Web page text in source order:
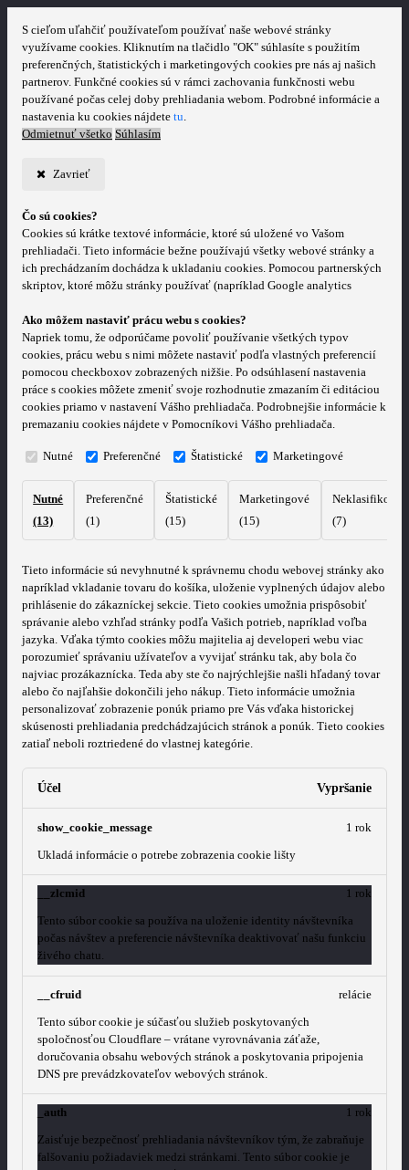
S cieľom uľahčiť používateľom používať naše webové stránky
využívame cookies. Kliknutím na tlačidlo "OK" súhlasíte s použitím
preferenčných, štatistických i marketingových cookies pre nás aj našich
partnerov. Funkčné cookies sú v rámci zachovania funkčnosti webu
používané počas celej doby prehliadania webom. Podrobné informácie a
nastavenia ku cookies nájdete tu.
Odmietnuť všetko Súhlasím
Zavrieť
Čo sú cookies?
Cookies sú krátke textové informácie, ktoré sú uložené vo Vašom
prehliadači. Tieto informácie bežne používajú všetky webové stránky a
ich prechádzaním dochádza k ukladaniu cookies. Pomocou partnerských
skriptov, ktoré môžu stránky používať (napríklad Google analytics
Ako môžem nastaviť prácu webu s cookies?
Napriek tomu, že odporúčame povoliť používanie všetkých typov
cookies, prácu webu s nimi môžete nastaviť podľa vlastných preferencií
pomocou checkboxov zobrazených nižšie. Po odsúhlasení nastavenia
práce s cookies môžete zmeniť svoje rozhodnutie zmazaním či editáciou
cookies priamo v nastavení Vášho prehliadača. Podrobnejšie informácie k
premazaniu cookies nájdete v Pomocníkovi Vášho prehliadača.
Nutné Preferenčné Štatistické Marketingové
Nutné
(13)
Preferenčné
(1)
Štatistické
(15)
Marketingové
(15)
(7)
Tieto informácie sú nevyhnutné k správnemu chodu webovej stránky ako
napríklad vkladanie tovaru do košíka, uloženie vyplnených údajov alebo
prihlásenie do zákazníckej sekcie. Tieto cookies umožnia prispôsobiť
správanie alebo vzhľad stránky podľa Vašich potrieb, napríklad voľba
jazyka. Vďaka týmto cookies môžu majitelia aj developeri webu viac
porozumieť správaniu užívateľov a vyvijať stránku tak, aby bola čo
najviac prozákaznícka. Teda aby ste čo najrýchlejšie našli hľadaný tovar
alebo čo najľahšie dokončili jeho nákup. Tieto informácie umožnia
personalizovať zobrazenie ponúk priamo pre Vás vďaka historickej
skúsenosti prehliadania predchádzajúcich stránok a ponúk. Tieto cookies
zatiaľ neboli roztriedené do vlastnej kategórie.
Účel Vypršanie
show_cookie_message
Ukladá informácie o potrebe zobrazenia cookie lišty
1 rok
__zlcmid
Tento súbor cookie sa používa na uloženie identity návštevníka
počas návštev a preferencie návštevníka deaktivovať našu funkciu
živého chatu.
1 rok
__cfruid
Tento súbor cookie je súčasťou služieb poskytovaných
spoločnosťou Cloudflare – vrátane vyrovnávania záťaže,
doručovania obsahu webových stránok a poskytovania pripojenia
DNS pre prevádzkovateľov webových stránok.
relácie
_auth
Zaisťuje bezpečnosť prehliadania návštevníkov tým, že zabraňuje
falšovaniu požiadaviek medzi stránkami. Tento súbor cookie je
1 rok